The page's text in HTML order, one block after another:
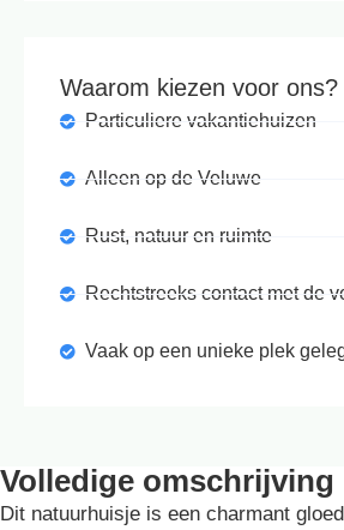
Waarom kiezen voor ons?
Particuliere vakantiehuizen
Alleen op de Veluwe
Rust, natuur en ruimte
Rechtstreeks contact met de
Vaak op een unieke plek
Volledige omschrijving
Dit natuurhuisje is een charmant